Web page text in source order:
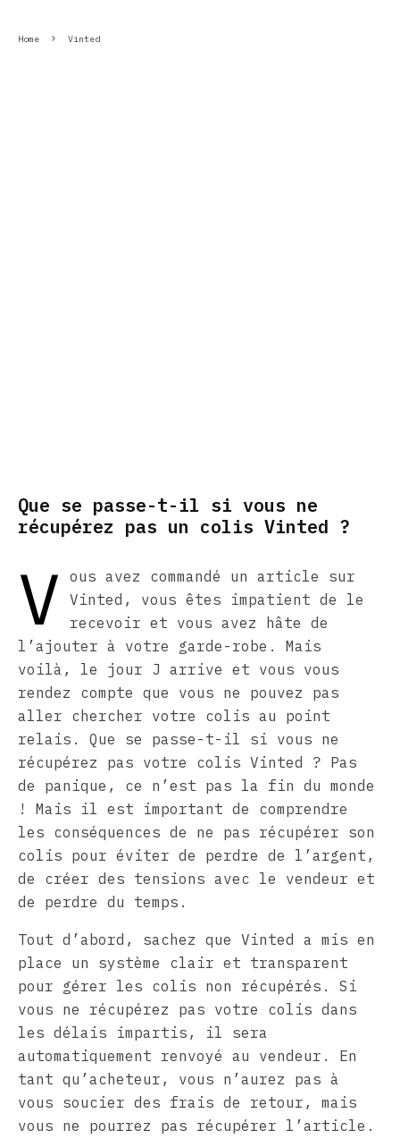
Home Vinted
Que se passe-t-il si vous ne
récupérez pas un colis Vinted ?
V
ous avez commandé un article sur
Vinted, vous êtes impatient de le
recevoir et vous avez hâte de
l’ajouter à votre garde-robe. Mais
voilà, le jour J arrive et vous vous
rendez compte que vous ne pouvez pas
aller chercher votre colis au point
relais. Que se passe-t-il si vous ne
récupérez pas votre colis Vinted ? Pas
de panique, ce n’est pas la fin du monde
! Mais il est important de comprendre
les conséquences de ne pas récupérer son
colis pour éviter de perdre de l’argent,
de créer des tensions avec le vendeur et
de perdre du temps.
Tout d’abord, sachez que Vinted a mis en
place un système clair et transparent
pour gérer les colis non récupérés. Si
vous ne récupérez pas votre colis dans
les délais impartis, il sera
automatiquement renvoyé au vendeur. En
tant qu’acheteur, vous n’aurez pas à
vous soucier des frais de retour, mais
vous ne pourrez pas récupérer l’article.